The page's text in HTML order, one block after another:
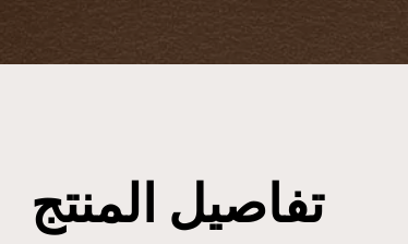
تفاصيل المنتج